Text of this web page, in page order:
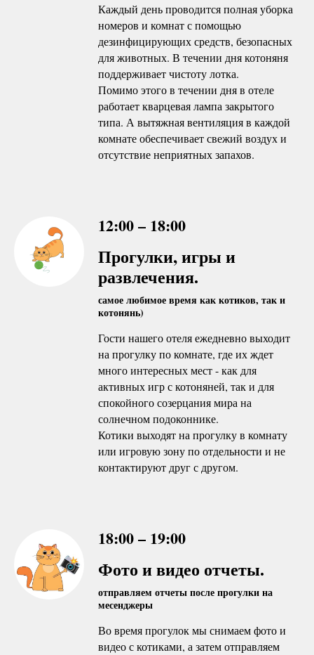
Каждый день проводится полная уборка
номеров и комнат с помощью
дезинфицирующих средств, безопасных
для животных. В течении дня котоняня
поддерживает чистоту лотка.
Помимо этого в течении дня в отеле
работает кварцевая лампа закрытого
типа. А вытяжная вентиляция в каждой
комнате обеспечивает свежий воздух и
отсутствие неприятных запахов.
12:00 – 18:00
Прогулки, игры и
развлечения.
самое любимое время как котиков, так и
котонянь)
Гости нашего отеля ежедневно выходит
на прогулку по комнате, где их ждет
много интересных мест - как для
активных игр с котоняней, так и для
спокойного созерцания мира на
солнечном подоконнике.
Котики выходят на прогулку в комнату
или игровую зону по отдельности и не
контактируют друг с другом.
18:00 – 19:00
Фото и видео отчеты.
отправляем отчеты после прогулки на
месенджеры
Во время прогулок мы снимаем фото и
видео с котиками, а затем отправляем